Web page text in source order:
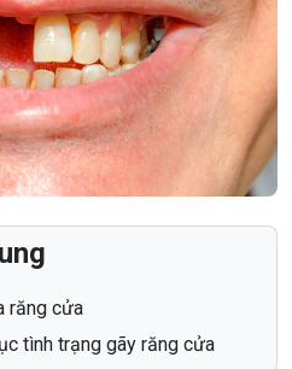
răng cửa
tình trạng gãy răng cửa